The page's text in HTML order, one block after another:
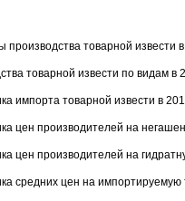
товарной извести в
товарной извести по видам в
импорта товарной извести в
цен производителей на
цен производителей на
средних цен на импортируемую